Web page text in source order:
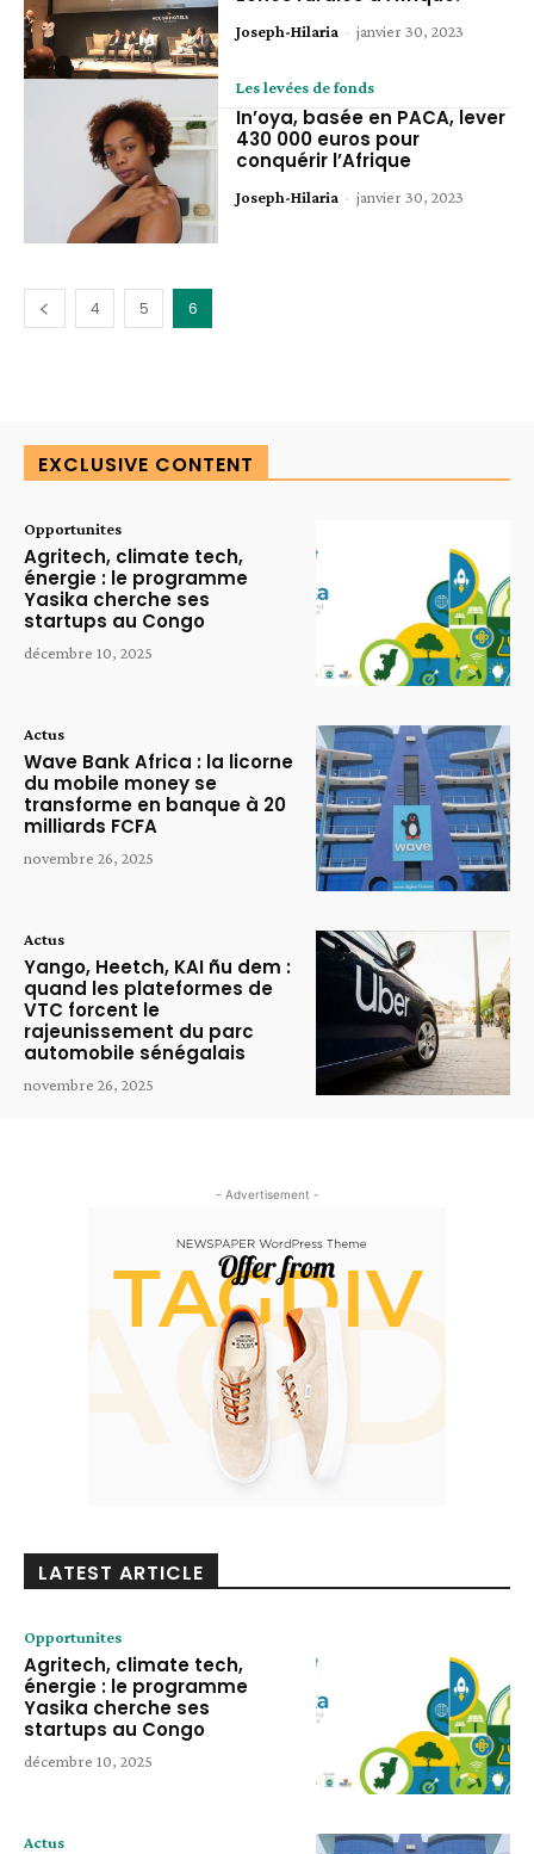
Joseph-Hilaria - janvier 30, 2023
Les levées de fonds
In’oya, basée en PACA, lever
430 000 euros pour
conquérir l’Afrique
Joseph-Hilaria - janvier 30, 2023
4 5 6
EXCLUSIVE CONTENT
Opportunites
Agritech, climate tech,
énergie : le programme
Yasika cherche ses
startups au Congo
décembre 10, 2025
Actus
Wave Bank Africa : la licorne
du mobile money se
transforme en banque à 20
milliards FCFA
novembre 26, 2025
Actus
Yango, Heetch, KAI ñu dem :
quand les plateformes de
VTC forcent le
rajeunissement du parc
automobile sénégalais
novembre 26, 2025
- Advertisement -
LATEST ARTICLE
Opportunites
Agritech, climate tech,
énergie : le programme
Yasika cherche ses
startups au Congo
décembre 10, 2025
Actus